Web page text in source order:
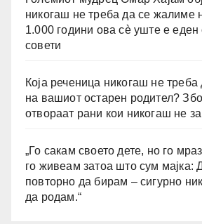
никогаш не треба да се жалиме
1.000 години ова сè уште е еден
совети
Која реченица никогаш не треба
на вашиот остарен родител?
отвораат рани кои никогаш не
„Го сакам своето дете, но го
го живеам затоа што сум мајка:
повторно да бирам – сигурно
да родам.“